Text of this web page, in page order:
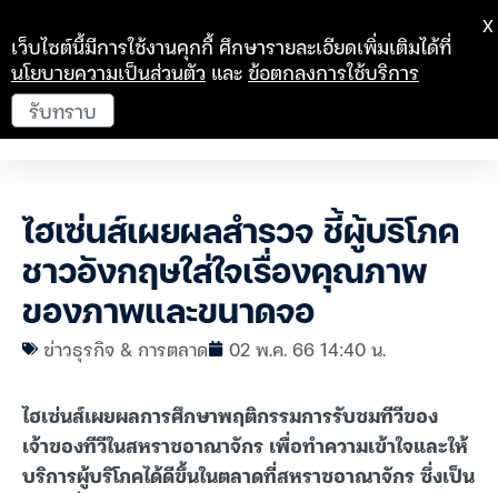
ไฮเซ่นส์เผยผลสำรวจ ชี้ผู้บริโภค
ชาวอังกฤษใส่ใจเรื่องคุณภาพ
ของภาพและขนาดจอ
ข่าวธุรกิจ & การตลาด 02 พ.ค. 66 14:40 น.
ไฮเซ่นส์เผยผลการศึกษาพฤติกรรมการรับชมทีวีของ
เจ้าของทีวีในสหราชอาณาจักร เพื่อทำความเข้าใจและให้
บริการผู้บริโภคได้ดีขึ้นในตลาดที่สหราชอาณาจักร ซึ่งเป็น
เว็บไซต์นี้มีการใช้งานคุกกี้ ศึกษารายละเอียดเพิ่มเติมได้ที่
นโยบายความเป็นส่วนตัว และข้อตกลงการใช้บริการ
รับทราบ
X